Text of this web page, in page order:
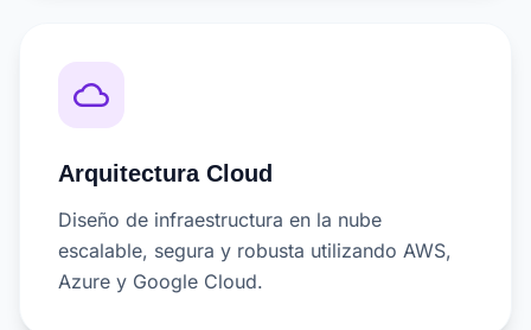
cloud_queue
Arquitectura Cloud
Diseño de infraestructura en la nube
escalable, segura y robusta utilizando AWS,
Azure y Google Cloud.